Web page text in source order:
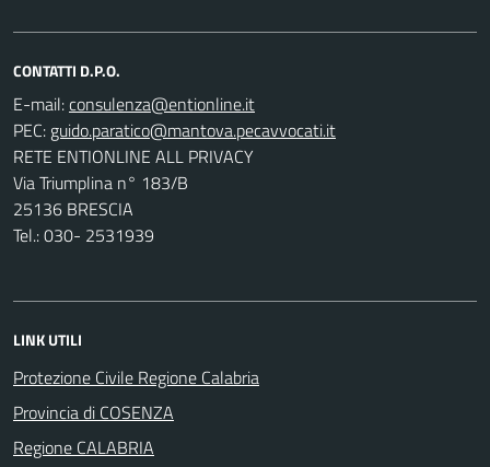
CONTATTI D.P.O.
E-mail:
PEC:
RETE ENTIONLINE ALL PRIVACY
Via Triumplina n° 183/B
25136 BRESCIA
Tel.: 030- 2531939
LINK UTILI
Protezione Civile Regione Calabria
Provincia di COSENZA
Regione CALABRIA